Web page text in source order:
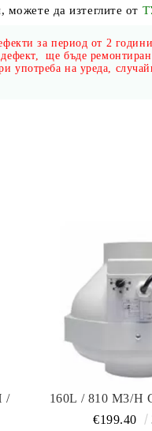
да изтеглите от
за период от 2
ще бъде ремонтиран
употреба на уреда,
/
160L / 810 M3/H
ИЗХОДЕН /€199.40